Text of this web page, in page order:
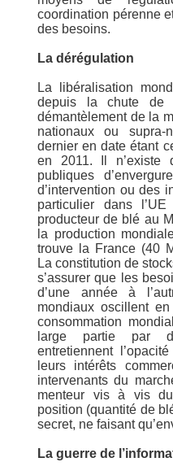
coordination pérenne
des besoins.
La dérégulation
La libéralisation
depuis la chute de
démantèlement de la
nationaux ou supra-
dernier en date étant
en 2011. Il n’existe
publiques
d’intervention ou des
particulier dans
producteur de blé au
la production
trouve la France (40
La constitution de
s’assurer que les
d’une année à
mondiaux oscillent
consommation
large partie par
entretiennent
leurs intérêts
intervenants du
menteur vis à vis
position (quantité de
secret, ne faisant
La guerre de